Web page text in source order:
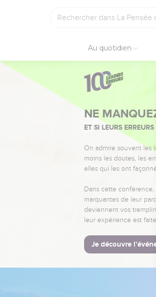
Au quotidien
NE
ET SI LEURS
On admire souvent les
moins les doutes, les
elles qui les ont
Dans cette conférence,
marquantes de leur
deviennent vos
leur expérience est faite
Je découvre